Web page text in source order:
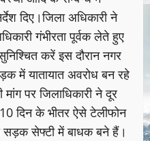
दिए।जिला अधिकारी ने
गंभीरता पूर्वक लेते हुए
करें इस दौरान नगर
में यातायात अवरोध बन रहे
पर जिलाधिकारी ने दूर
दिन के भीतर ऐसे टेलीफोन
सड़क सेफ्टी में बाधक बने हैं।